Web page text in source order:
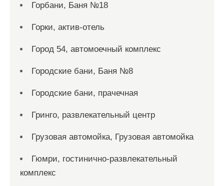
Горбани, Баня №18
Горки, актив-отель
Город 54, автомоечный комплекс
Городские бани, Баня №8
Городские бани, прачечная
Гринго, развлекательный центр
Грузовая автомойка, Грузовая автомойка
Гюмри, гостинично-развлекательный
комплекс